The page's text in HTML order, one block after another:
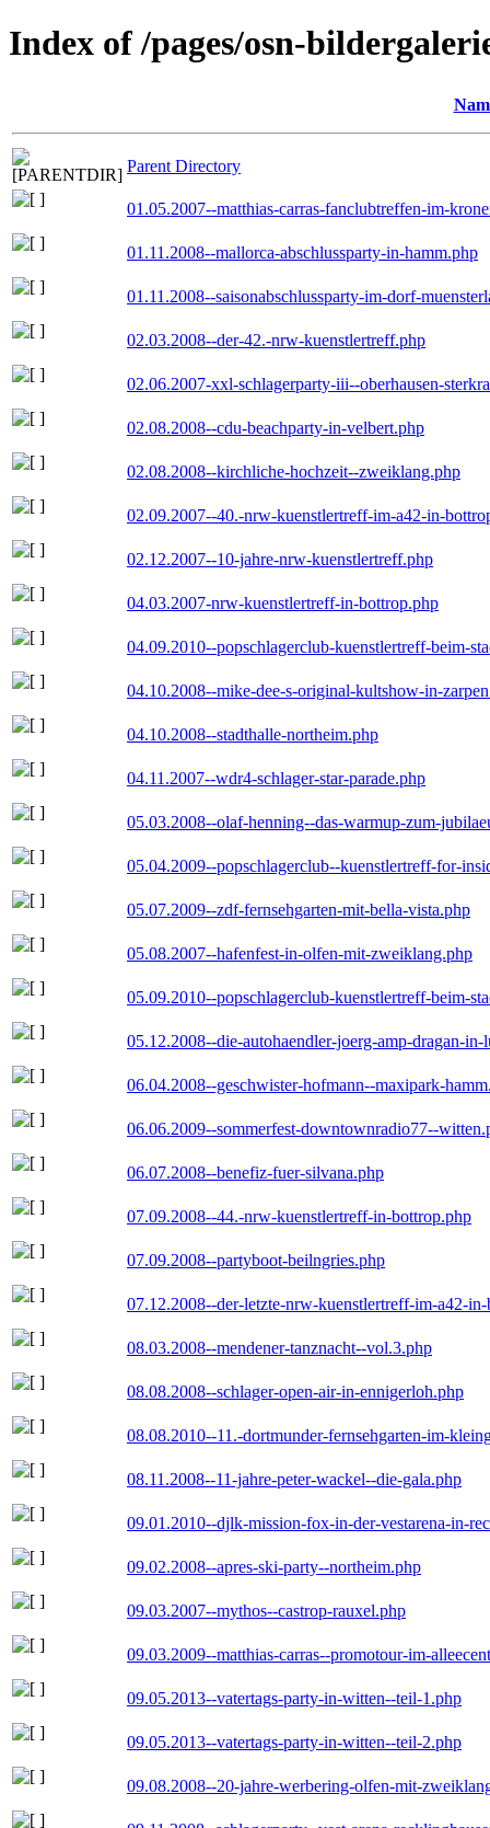
Index of /pages/osn-
Parent Directory
01.05.2007--matthias-carras-fanclubtreffen-im-
01.11.2008--mallorca-abschlussparty-in-hamm.php
01.11.2008--saisonabschlussparty-im-dorf-
02.03.2008--der-42.-nrw-kuenstlertreff.php
02.06.2007-xxl-schlagerparty-iii--oberhausen-
02.08.2008--cdu-beachparty-in-velbert.php
02.08.2008--kirchliche-hochzeit--zweiklang.php
02.09.2007--40.-nrw-kuenstlertreff-im-a42-in-
02.12.2007--10-jahre-nrw-kuenstlertreff.php
04.03.2007-nrw-kuenstlertreff-in-bottrop.php
04.09.2010--popschlagerclub-kuenstlertreff-beim-
04.10.2008--mike-dee-s-original-kultshow-in-
04.10.2008--stadthalle-northeim.php
04.11.2007--wdr4-schlager-star-parade.php
05.03.2008--olaf-henning--das-warmup-zum-
05.04.2009--popschlagerclub--kuenstlertreff-for-
05.07.2009--zdf-fernsehgarten-mit-bella-vista.php
05.08.2007--hafenfest-in-olfen-mit-zweiklang.php
05.09.2010--popschlagerclub-kuenstlertreff-beim-
05.12.2008--die-autohaendler-joerg-amp-dragan-in-
06.04.2008--geschwister-hofmann--maxipark-
06.06.2009--sommerfest-downtownradio77--
06.07.2008--benefiz-fuer-silvana.php
07.09.2008--44.-nrw-kuenstlertreff-in-bottrop.php
07.09.2008--partyboot-beilngries.php
07.12.2008--der-letzte-nrw-kuenstlertreff-im-a42-
08.03.2008--mendener-tanznacht--vol.3.php
08.08.2008--schlager-open-air-in-ennigerloh.php
08.08.2010--11.-dortmunder-fernsehgarten-im-
08.11.2008--11-jahre-peter-wackel--die-gala.php
09.01.2010--djlk-mission-fox-in-der-vestarena-in-
09.02.2008--apres-ski-party--northeim.php
09.03.2007--mythos--castrop-rauxel.php
09.03.2009--matthias-carras--promotour-im-
09.05.2013--vatertags-party-in-witten--teil-1.php
09.05.2013--vatertags-party-in-witten--teil-2.php
09.08.2008--20-jahre-werbering-olfen-mit-